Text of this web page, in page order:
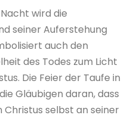
wird die
seiner Auferstehung
auch den
des Todes zum Licht
Die Feier der Taufe in
Gläubigen daran, dass
Christus selbst an seiner